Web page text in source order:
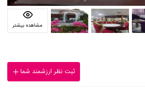
مشاهده بیشتر
ثبت نظر ارزشمند شما